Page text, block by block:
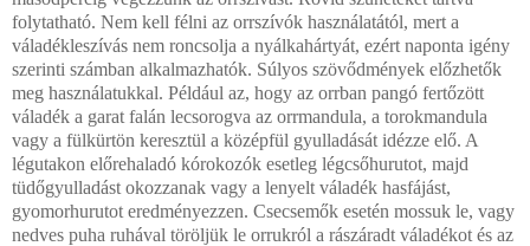
folytatható. Nem kell félni az orrszívók használatától, mert a
váladékleszívás nem roncsolja a nyálkahártyát, ezért naponta igény
szerinti számban alkalmazhatók. Súlyos szövődmények előzhetők
meg használatukkal. Például az, hogy az orrban pangó fertőzött
váladék a garat falán lecsorogva az orrmandula, a torokmandula
vagy a fülkürtön keresztül a középfül gyulladását idézze elő. A
légutakon előrehaladó kórokozók esetleg légcsőhurutot, majd
tüdőgyulladást okozzanak vagy a lenyelt váladék hasfájást,
gyomorhurutot eredményezzen. Csecsemők esetén mossuk le, vagy
nedves puha ruhával töröljük le orrukról a rászáradt váladékot és az